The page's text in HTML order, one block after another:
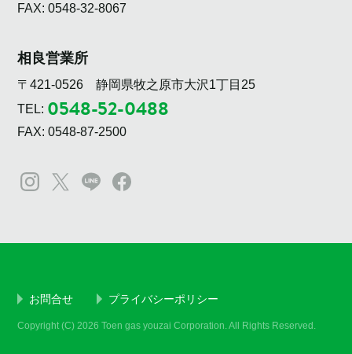
FAX: 0548-32-8067
相良営業所
〒421-0526 静岡県牧之原市大沢1丁目25
TEL: 0548-52-0488
FAX: 0548-87-2500
お問合せ プライバシーポリシー
Copyright (C) 2026 Toen gas youzai Corporation. All Rights Reserved.